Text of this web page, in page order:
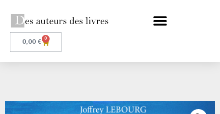
0,00 € 0